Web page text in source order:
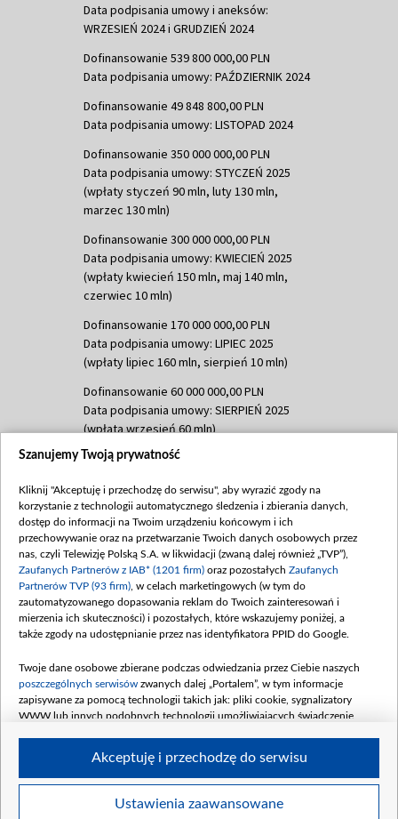
Data podpisania umowy i aneksów:
WRZESIEŃ 2024 i GRUDZIEŃ 2024
Dofinansowanie 539 800 000,00 PLN
Data podpisania umowy: PAŹDZIERNIK 2024
Dofinansowanie 49 848 800,00 PLN
Data podpisania umowy: LISTOPAD 2024
Dofinansowanie 350 000 000,00 PLN
Data podpisania umowy: STYCZEŃ 2025
(wpłaty styczeń 90 mln, luty 130 mln,
marzec 130 mln)
Dofinansowanie 300 000 000,00 PLN
Data podpisania umowy: KWIECIEŃ 2025
(wpłaty kwiecień 150 mln, maj 140 mln,
czerwiec 10 mln)
Dofinansowanie 170 000 000,00 PLN
Data podpisania umowy: LIPIEC 2025
(wpłaty lipiec 160 mln, sierpień 10 mln)
Dofinansowanie 60 000 000,00 PLN
Data podpisania umowy: SIERPIEŃ 2025
(wpłata wrzesień 60 mln)
Dofinansowanie 635 783 051,21 PLN
(wpłata wrzesień 100 mln, październik 350
mln, listopad 265 mln)
Dofinansowanie 48 862 000,00 PLN
Data podpisania umowy: GRUDZIEŃ 2025
(wpłata grudzień 60,548 mln)
Dofinansowanie 900 000 000,00 PLN
Data podpisania umowy: LUTY 2026 (wpłata
kwiecień 180 mln, 7 maja 180 mln, 8
czerwca 90 mln)
Dofinansowanie 250 000 000,00 PLN
4 sierpnia 250 mln
Szanujemy Twoją prywatność
Kliknij "Akceptuję i przechodzę do serwisu", aby wyrazić zgody na
korzystanie z technologii automatycznego śledzenia i zbierania danych,
dostęp do informacji na Twoim urządzeniu końcowym i ich
przechowywanie oraz na przetwarzanie Twoich danych osobowych przez
nas, czyli Telewizję Polską S.A. w likwidacji (zwaną dalej również „TVP”),
Zaufanych Partnerów z IAB* (1201 firm) oraz pozostałych Zaufanych
Partnerów TVP (93 firm) , w celach marketingowych (w tym do
zautomatyzowanego dopasowania reklam do Twoich zainteresowań i
mierzenia ich skuteczności) i pozostałych, które wskazujemy poniżej, a
także zgody na udostępnianie przez nas identyfikatora PPID do Google.
Twoje dane osobowe zbierane podczas odwiedzania przez Ciebie naszych
poszczególnych serwisów zwanych dalej „Portalem”, w tym informacje
zapisywane za pomocą technologii takich jak: pliki cookie, sygnalizatory
WWW lub innych podobnych technologii umożliwiających świadczenie
Twoje dane osobowe zbierane podczas odwiedzania przez Ciebie
Ustawienia zaawansowane
Akceptuję i przechodzę do serwisu